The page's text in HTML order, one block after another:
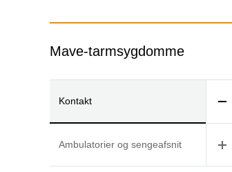
Mave-tarmsygdomme
Kontakt
Ambulatorier og sengeafsnit